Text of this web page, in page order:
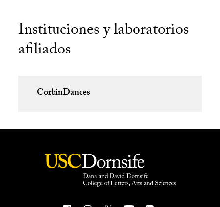
Instituciones y laboratorios
afiliados
CorbinDances